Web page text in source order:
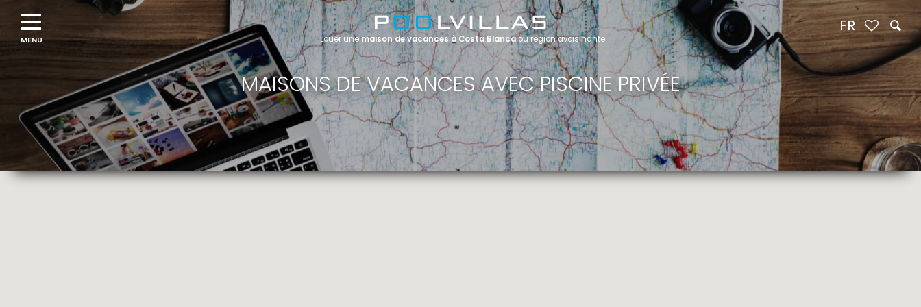
MAISONS DE VACANCES AVEC PISCINE PRIVÉE
Louer unemaison de vacances à Costa Blancaou région avoisinante
FR